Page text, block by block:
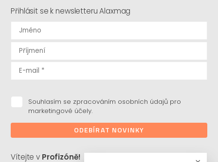
Přihlásit se k newsletteru Alaxmag
Souhlasím se zpracováním osobních údajů pro
marketingové účely.
ODEBÍRAT NOVINKY
Vítejte v Profizóně!